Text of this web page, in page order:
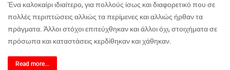
Ένα καλοκαίρι ιδιαίτερο, για πολλούς ίσως και διαφορετικό που σε
πολλές περιπτώσεις αλλιώς τα περίμενες και αλλιώς ήρθαν τα
πράγματα. Άλλοι στόχοι επιτεύχθηκαν και άλλοι όχι, στοιχήματα σε
πρόσωπα και καταστάσεις κερδίθηκαν και χάθηκαν.
Read more...